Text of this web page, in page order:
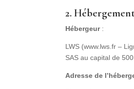
2.
Hébergeur:
LWS (www.lws.fr –
SAS au capital de
Adresse de